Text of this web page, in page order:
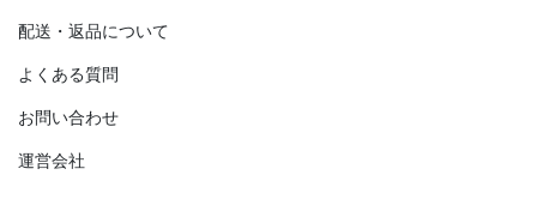
配送・返品について
よくある質問
お問い合わせ
運営会社